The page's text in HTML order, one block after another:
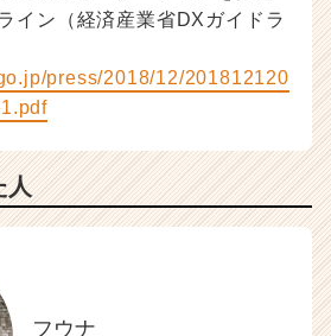
イン（経済産業省DXガイドラ
press/2018/12/201812120
人
フウナ